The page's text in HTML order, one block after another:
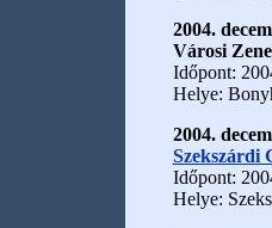
2004.
Városi
Időpont:
Helye:
2004.
Szekszárdi
Időpont:
Helye: